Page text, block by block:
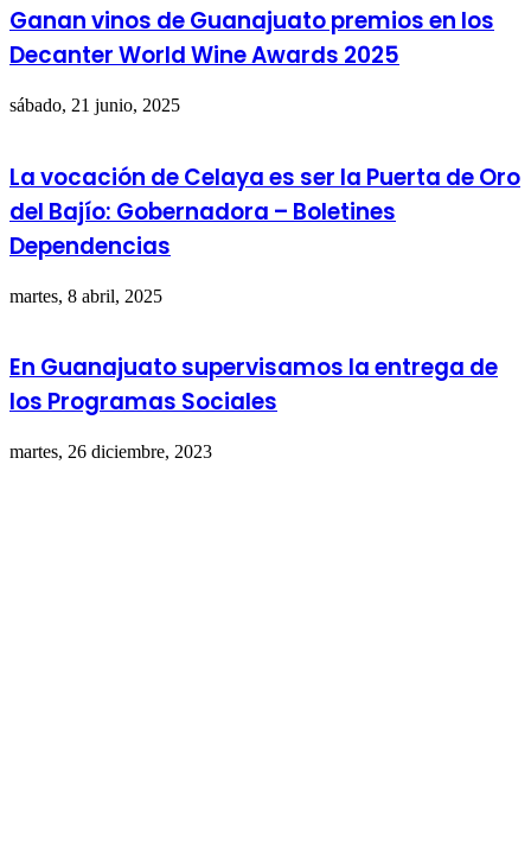
Ganan vinos de Guanajuato premios en los
Decanter World Wine Awards 2025
sábado, 21 junio, 2025
La vocación de Celaya es ser la Puerta de Oro
del Bajío: Gobernadora – Boletines
Dependencias
martes, 8 abril, 2025
En Guanajuato supervisamos la entrega de
los Programas Sociales
martes, 26 diciembre, 2023